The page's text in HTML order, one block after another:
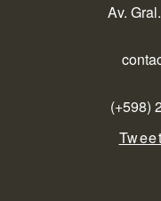
Av.
(+598)